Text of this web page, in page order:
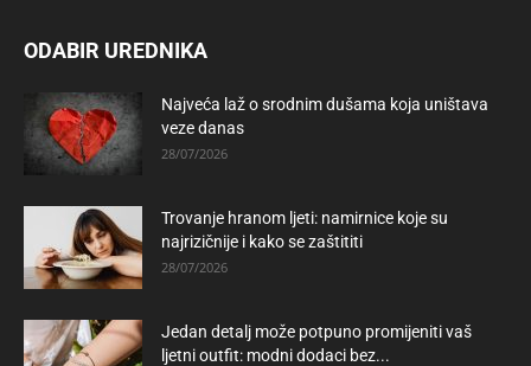
ODABIR UREDNIKA
Najveća laž o srodnim dušama koja uništava
veze danas
28/07/2026
Trovanje hranom ljeti: namirnice koje su
najrizičnije i kako se zaštititi
28/07/2026
Jedan detalj može potpuno promijeniti vaš
ljetni outfit: modni dodaci bez...